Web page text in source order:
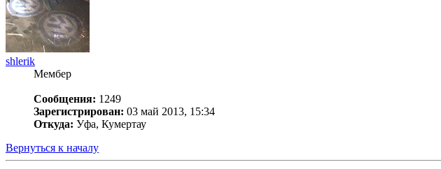
shlerik
Мембер
Сообщения: 1249
Зарегистрирован: 03 май 2013, 15:34
Откуда: Уфа, Кумертау
Вернуться к началу